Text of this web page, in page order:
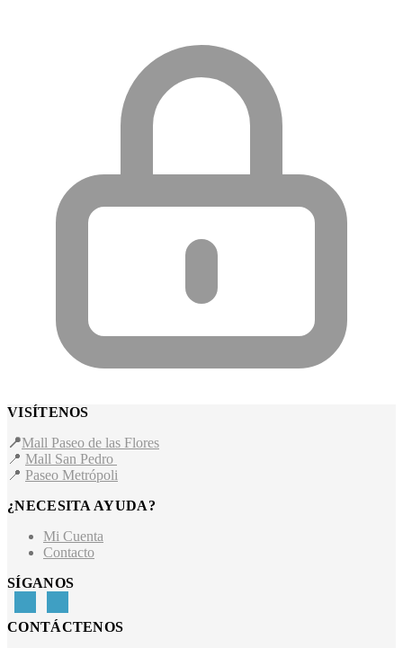
VISÍTENOS
📍Mall Paseo de las Flores
📍 Mall San Pedro
📍 Paseo Metrópoli
¿NECESITA AYUDA?
Mi Cuenta
Contacto
SÍGANOS
CONTÁCTENOS